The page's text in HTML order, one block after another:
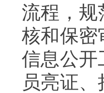
流程，规
核和保密
信息公开
员亮证